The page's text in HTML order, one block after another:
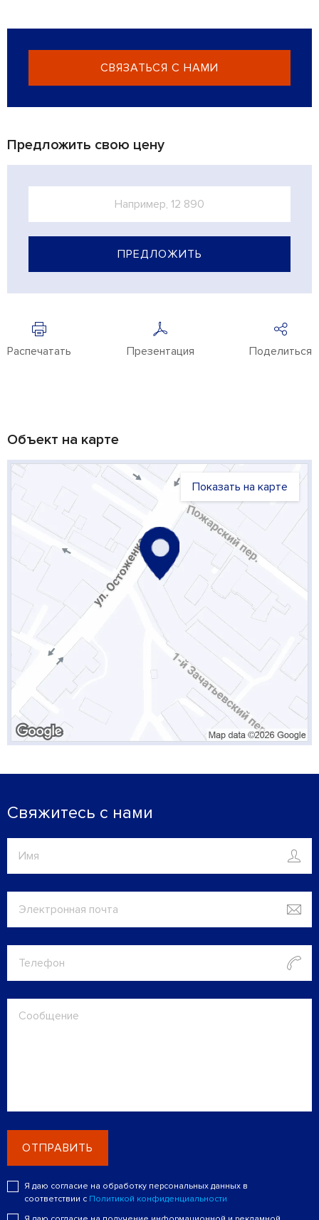
СВЯЗАТЬСЯ С НАМИ
Предложить свою цену
ПРЕДЛОЖИТЬ
Распечатать Презентация Поделиться
Объект на карте
Показать на карте
Свяжитесь с нами
ОТПРАВИТЬ
Я даю согласие на обработку персональных данных в
соответствии с Политикой конфиденциальности